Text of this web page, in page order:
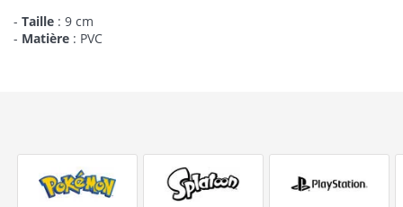
- Taille : 9 cm
- Matière : PVC